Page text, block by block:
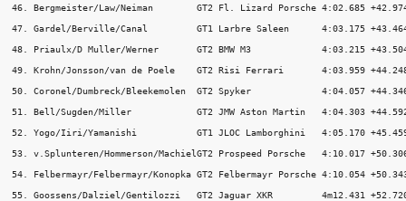
46. Bergmeister/Law/Neiman        GT2 Fl. Lizard Porsche 4:02.685
47. Gardel/Berville/Canal         GT1 Larbre Saleen      4:03.175
48. Priaulx/D Muller/Werner       GT2 BMW M3             4:03.215
49. Krohn/Jonsson/van de Poele    GT2 Risi Ferrari       4:03.959
50. Coronel/Dumbreck/Bleekemolen  GT2 Spyker             4:04.057
51. Bell/Sugden/Miller            GT2 JMW Aston Martin   4:04.303
52. Yogo/Iiri/Yamanishi           GT1 JLOC Lamborghini   4:05.170
53. v.Splunteren/Hommerson/MachielGT2 Prospeed Porsche   4:10.017
54. Felbermayr/Felbermayr/Konopka GT2 Felbermayr Porsche 4:10.054
55. Goossens/Dalziel/Gentilozzi   GT2 Jaguar XKR         4m12.431